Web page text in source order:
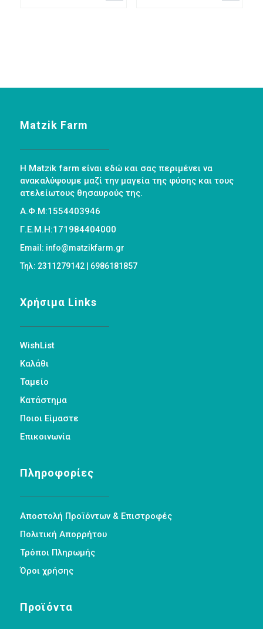
Matzik Farm
Η Matzik farm είναι εδώ και σας περιμένει να
ανακαλύψουμε μαζί την μαγεία της φύσης και τους
ατελείωτους θησαυρούς της.
Α.Φ.Μ:1554403946
Γ.Ε.Μ.Η:171984404000
Email: info@matzikfarm.gr
Τηλ: 2311279142 | 6986181857
Χρήσιμα Links
WishList
Καλάθι
Ταμείο
Κατάστημα
Ποιοι Είμαστε
Επικοινωνία
Πληροφορίες
Αποστολή Προϊόντων & Επιστροφές
Πολιτική Απορρήτου
Τρόποι Πληρωμής
Όροι χρήσης
Προϊόντα